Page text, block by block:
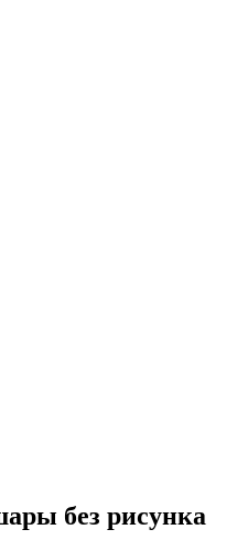
без рисунка